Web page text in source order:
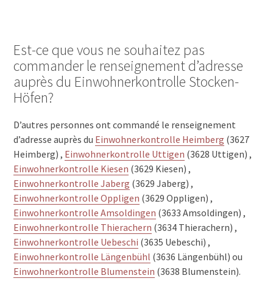
Est-ce que vous ne souhaitez pas
commander le renseignement d’adresse
auprès du Einwohnerkontrolle Stocken-
Höfen?
D’autres personnes ont commandé le renseignement
d’adresse auprès du Einwohnerkontrolle Heimberg (3627
Heimberg) , Einwohnerkontrolle Uttigen (3628 Uttigen) ,
Einwohnerkontrolle Kiesen (3629 Kiesen) ,
Einwohnerkontrolle Jaberg (3629 Jaberg) ,
Einwohnerkontrolle Oppligen (3629 Oppligen) ,
Einwohnerkontrolle Amsoldingen (3633 Amsoldingen) ,
Einwohnerkontrolle Thierachern (3634 Thierachern) ,
Einwohnerkontrolle Uebeschi (3635 Uebeschi) ,
Einwohnerkontrolle Längenbühl (3636 Längenbühl) ou
Einwohnerkontrolle Blumenstein (3638 Blumenstein).